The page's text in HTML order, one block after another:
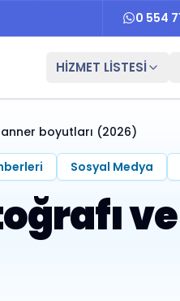
0 554
HİZMET LİSTESİ
boyutları (2026)
Sosyal Medya